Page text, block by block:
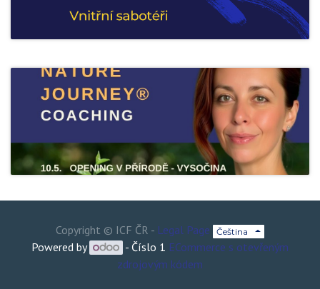
Copyright © ICF ČR - Legal Page Čeština
Powered by - Číslo 1 ECommerce s otevřeným
zdrojovým kódem